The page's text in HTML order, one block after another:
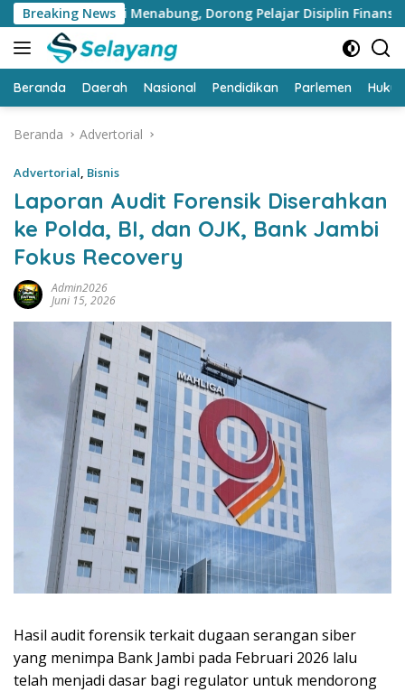
Langsung
ke
konten
Breaking News
Menabung, Dorong Pelajar Disiplin Finansial sejak dini
Beranda Daerah Nasional Pendidikan Parlemen
Beranda Advertorial
Advertorial, Bisnis
Laporan Audit Forensik Diserahkan
ke Polda, BI, dan OJK, Bank Jambi
Fokus Recovery
Admin2026
Juni 15, 2026
Hasil audit forensik terkait dugaan serangan siber
yang menimpa Bank Jambi pada Februari 2026 lalu
telah menjadi dasar bagi regulator untuk mendorong